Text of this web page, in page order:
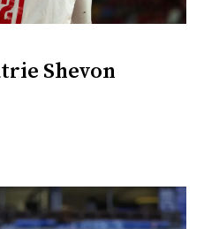
Shevon